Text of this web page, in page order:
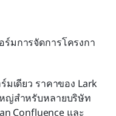
มการจัดการโครงกา
เดียว ราคาของ Lark
ญ่สำหรับหลายบริษัท
Confluence และ